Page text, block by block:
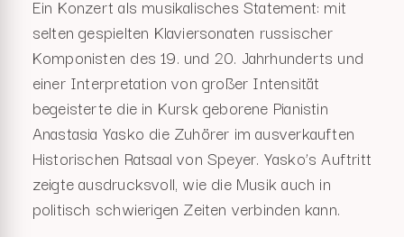
Ein Konzert als musikalisches Statement: mit
selten gespielten Klaviersonaten russischer
Komponisten des 19. und 20. Jahrhunderts und
einer Interpretation von großer Intensität
begeisterte die in Kursk geborene Pianistin
Anastasia Yasko die Zuhörer im ausverkauften
Historischen Ratsaal von Speyer. Yasko’s Auftritt
zeigte ausdrucksvoll, wie die Musik auch in
politisch schwierigen Zeiten verbinden kann.